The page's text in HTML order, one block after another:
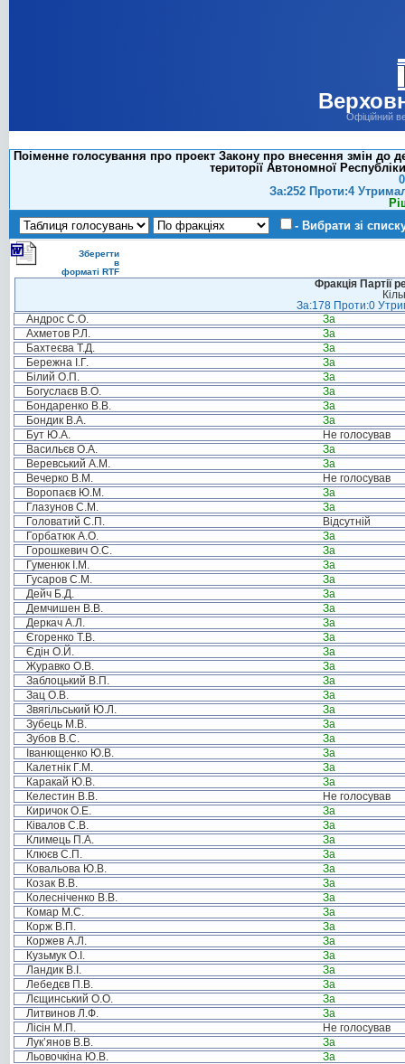
Офіційний
Поіменне голосування про проект Закону про внесення змін до
території Автономної
За:252 Проти:4
- Вибрати зі
Зберегти
в
форматі RTF
Фракція Партії
За:178 Проти:0
Андрос С.О.
За
Ахметов Р.Л.
За
Бахтеєва Т.Д.
За
Бережна І.Г.
За
Білий О.П.
За
Богуслаєв В.О.
За
Бондаренко В.В.
За
Бондик В.А.
За
Бут Ю.А.
Не голосував
Васильєв О.А.
За
Веревський А.М.
За
Вечерко В.М.
Не голосував
Воропаєв Ю.М.
За
Глазунов С.М.
За
Головатий С.П.
Відсутній
Горбатюк А.О.
За
Горошкевич О.С.
За
Гуменюк І.М.
За
Гусаров С.М.
За
Дейч Б.Д.
За
Демчишен В.В.
За
Деркач А.Л.
За
Єгоренко Т.В.
За
Єдін О.Й.
За
Журавко О.В.
За
Заблоцький В.П.
За
Зац О.В.
За
Звягільський Ю.Л.
За
Зубець М.В.
За
Зубов В.С.
За
Іванющенко Ю.В.
За
Калетнік Г.М.
За
Каракай Ю.В.
За
Келестин В.В.
Не голосував
Киричок О.Е.
За
Ківалов С.В.
За
Климець П.А.
За
Клюєв С.П.
За
Ковальова Ю.В.
За
Козак В.В.
За
Колесніченко В.В.
За
Комар М.С.
За
Корж В.П.
За
Коржев А.Л.
За
Кузьмук О.І.
За
Ландик В.І.
За
Лебедєв П.В.
За
Лєщинський О.О.
За
Литвинов Л.Ф.
За
Лісін М.П.
Не голосував
Лук’янов В.В.
За
Льовочкіна Ю.В.
За